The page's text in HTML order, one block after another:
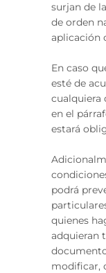
surjan de
de orden
aplicación
En caso
esté de
cualquiera
en el
estará
podrá
quienes
adquieran
modificar,